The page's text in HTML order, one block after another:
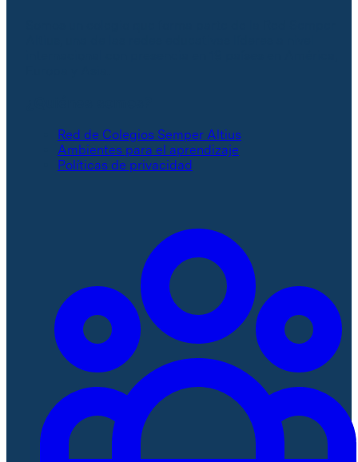
Red de Colegios Semper Altius
Ambientes para el aprendizaje
Políticas de privacidad